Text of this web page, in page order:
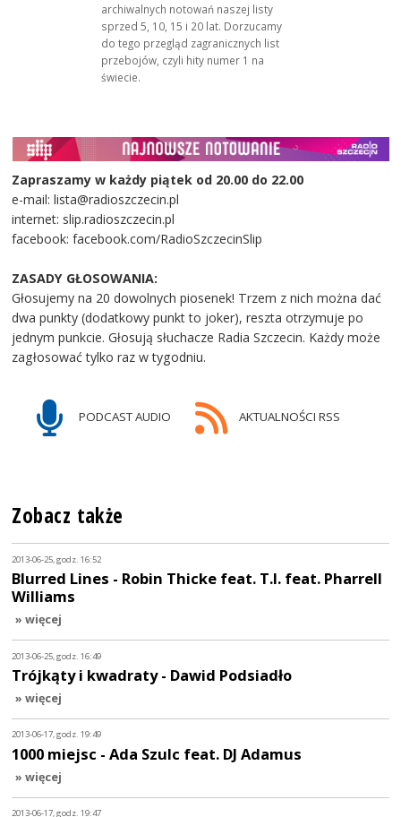
archiwalnych notowań naszej listy
sprzed 5, 10, 15 i 20 lat. Dorzucamy
do tego przegląd zagranicznych list
przebojów, czyli hity numer 1 na
świecie.
Zapraszamy w każdy piątek od 20.00 do 22.00
e-mail: lista@radioszczecin.pl
internet: slip.radioszczecin.pl
facebook: facebook.com/RadioSzczecinSlip
ZASADY GŁOSOWANIA:
Głosujemy na 20 dowolnych piosenek! Trzem z nich można dać
dwa punkty (dodatkowy punkt to joker), reszta otrzymuje po
jednym punkcie. Głosują słuchacze Radia Szczecin. Każdy może
zagłosować tylko raz w tygodniu.
PODCAST AUDIO AKTUALNOŚCI RSS
Zobacz także
2013-06-25, godz. 16:52
Blurred Lines - Robin Thicke feat. T.I. feat. Pharrell
Williams
» więcej
2013-06-25, godz. 16:49
Trójkąty i kwadraty - Dawid Podsiadło
» więcej
2013-06-17, godz. 19:49
1000 miejsc - Ada Szulc feat. DJ Adamus
» więcej
2013-06-17, godz. 19:47